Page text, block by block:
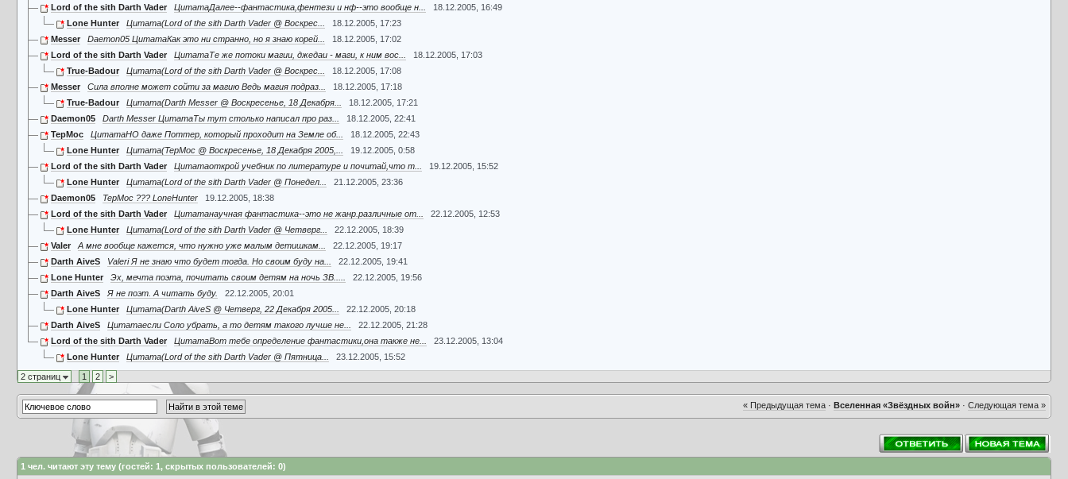
Lord of the sith Darth Vader
ЦитатаДалее--фантастика,фентези и нф--это вообще н...
18.12.2005, 16:49
Lone Hunter
Цитата(Lord of the sith Darth Vader @ Воскрес...
18.12.2005, 17:23
Messer
Daemon05 ЦитатаКак это ни странно, но я знаю корей...
18.12.2005, 17:02
Lord of the sith Darth Vader
ЦитатаТе же потоки магии, джедаи - маги, к ним вос...
18.12.2005, 17:03
True-Badour
Цитата(Lord of the sith Darth Vader @ Воскрес...
18.12.2005, 17:08
Messer
Сила вполне может сойти за магию Ведь магия подраз...
18.12.2005, 17:18
True-Badour
Цитата(Darth Messer @ Воскресенье, 18 Декабря...
18.12.2005, 17:21
Daemon05
Darth Messer ЦитатаТы тут столько написал про раз...
18.12.2005, 22:41
TepMoc
ЦитатаНО даже Поттер, который проходит на Земле об...
18.12.2005, 22:43
Lone Hunter
Цитата(TepMoc @ Воскресенье, 18 Декабря 2005,...
19.12.2005, 0:58
Lord of the sith Darth Vader
Цитатаоткрой учебник по литературе и почитай,что т...
19.12.2005, 15:52
Lone Hunter
Цитата(Lord of the sith Darth Vader @ Понедел...
21.12.2005, 23:36
Daemon05
TepMoc ??? LoneHunter
19.12.2005, 18:38
Lord of the sith Darth Vader
Цитатанаучная фантастика--это не жанр.различные от...
22.12.2005, 12:53
Lone Hunter
Цитата(Lord of the sith Darth Vader @ Четверг...
22.12.2005, 18:39
Valer
А мне вообще кажется, что нужно уже малым детишкам...
22.12.2005, 19:17
Darth AiveS
Valeri Я не знаю что будет тогда. Но своим буду на...
22.12.2005, 19:41
Lone Hunter
Эх, мечта поэта, почитать своим детям на ночь ЗВ.....
22.12.2005, 19:56
Darth AiveS
Я не поэт. А читать буду.
22.12.2005, 20:01
Lone Hunter
Цитата(Darth AiveS @ Четверг, 22 Декабря 2005...
22.12.2005, 20:18
Darth AiveS
Цитатаесли Соло убрать, а то детям такого лучше не...
22.12.2005, 21:28
Lord of the sith Darth Vader
ЦитатаВот тебе определение фантастики,она также не...
23.12.2005, 13:04
Lone Hunter
Цитата(Lord of the sith Darth Vader @ Пятница... 23.12.2005, 15:52
2 страниц 1 2 >
« Предыдущая тема· Вселенная «Звёздных войн»· Следующая тема »
1 чел. читают эту тему (гостей: 1, скрытых пользователей: 0)